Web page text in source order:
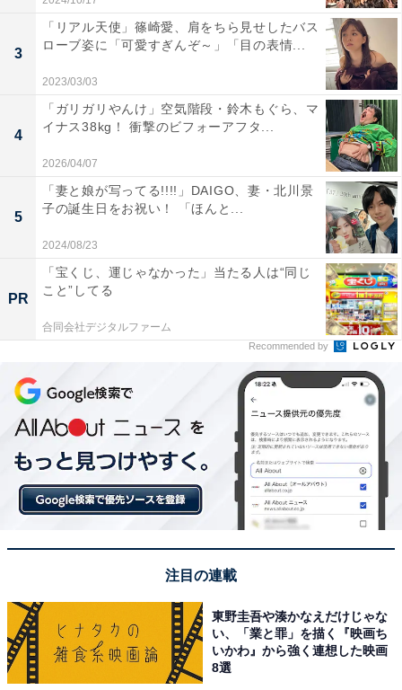
3
「リアル天使」篠崎愛、肩をちら見せしたバス
ローブ姿に「可愛すぎんぞ～」「目の表情...
2023/03/03
4
「ガリガリやんけ」空気階段・鈴木もぐら、マ
イナス38kg！ 衝撃のビフォーアフタ...
2026/04/07
5
「妻と娘が写ってる!!!!」DAIGO、妻・北川景
子の誕生日をお祝い！ 「ほんと...
2024/08/23
PR
「宝くじ、運じゃなかった」当たる人は“同じ
こと”してる
合同会社デジタルファーム
Recommended by
注目の連載
東野圭吾や湊かなえだけじゃな
い、「業と罪」を描く『映画ち
いかわ』から強く連想した映画
8選